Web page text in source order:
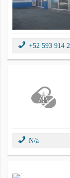
+52 593 914
N/a